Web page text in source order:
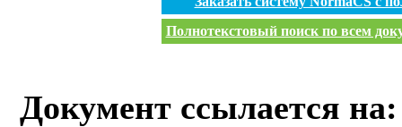
Полнотекстовый поиск по всем
Документ ссылается на: